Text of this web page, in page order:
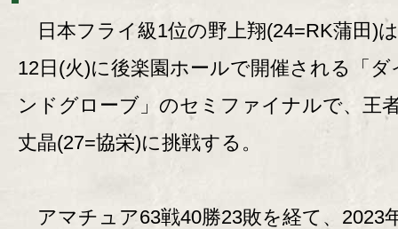
日本フライ級1位の野上翔(24=RK蒲田)
12日(火)に後楽園ホールで開催される「ダ
ンドグローブ」のセミファイナルで、王
丈晶(27=協栄)に挑戦する。
アマチュア63戦40勝23敗を経て、2023